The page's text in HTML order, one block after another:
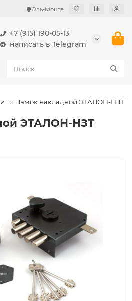
Эль-Монте
+7 (915) 190-05-13
написать в Telegram
Замок накладной ЭТАЛОН-НЗТ
ЭТАЛОН-НЗТ